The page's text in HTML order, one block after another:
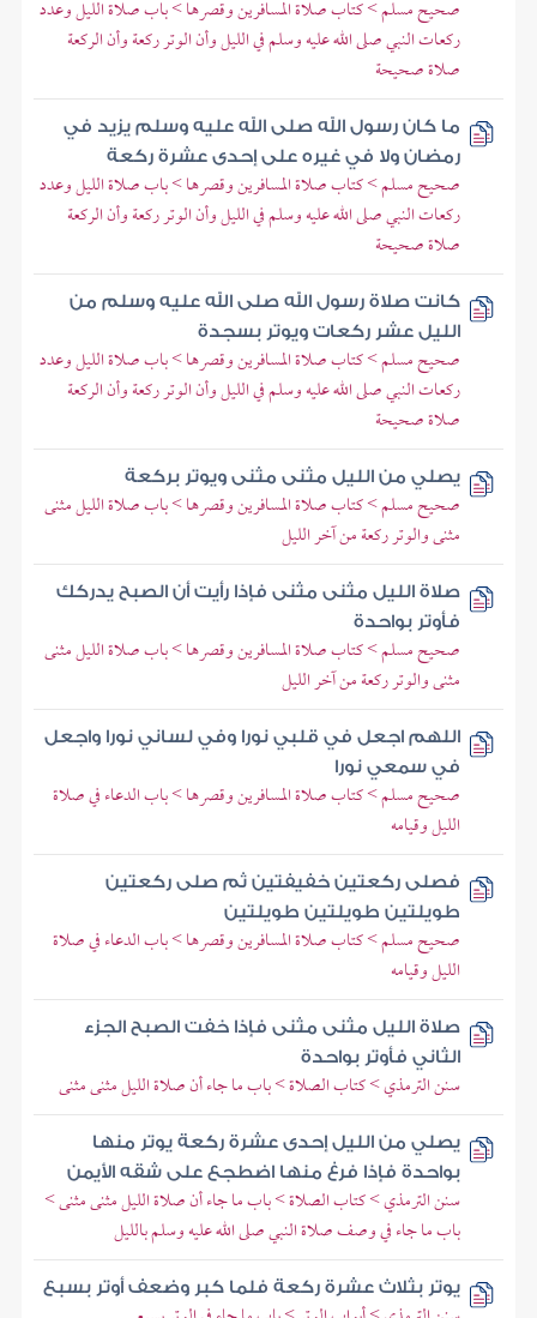
صحيح مسلم > كتاب صلاة المسافرين وقصرها > باب صلاة الليل وعدد
ركعات النبي صلى الله عليه وسلم في الليل وأن الوتر ركعة وأن الركعة
صلاة صحيحة
ما كان رسول الله صلى الله عليه وسلم يزيد في
رمضان ولا في غيره على إحدى عشرة ركعة
صحيح مسلم > كتاب صلاة المسافرين وقصرها > باب صلاة الليل وعدد
ركعات النبي صلى الله عليه وسلم في الليل وأن الوتر ركعة وأن الركعة
صلاة صحيحة
كانت صلاة رسول الله صلى الله عليه وسلم من
الليل عشر ركعات ويوتر بسجدة
صحيح مسلم > كتاب صلاة المسافرين وقصرها > باب صلاة الليل وعدد
ركعات النبي صلى الله عليه وسلم في الليل وأن الوتر ركعة وأن الركعة
صلاة صحيحة
يصلي من الليل مثنى مثنى ويوتر بركعة
صحيح مسلم > كتاب صلاة المسافرين وقصرها > باب صلاة الليل مثنى
مثنى والوتر ركعة من آخر الليل
صلاة الليل مثنى مثنى فإذا رأيت أن الصبح يدركك
فأوتر بواحدة
صحيح مسلم > كتاب صلاة المسافرين وقصرها > باب صلاة الليل مثنى
مثنى والوتر ركعة من آخر الليل
اللهم اجعل في قلبي نورا وفي لساني نورا واجعل
في سمعي نورا
صحيح مسلم > كتاب صلاة المسافرين وقصرها > باب الدعاء في صلاة
الليل وقيامه
فصلى ركعتين خفيفتين ثم صلى ركعتين
طويلتين طويلتين طويلتين
صحيح مسلم > كتاب صلاة المسافرين وقصرها > باب الدعاء في صلاة
الليل وقيامه
صلاة الليل مثنى مثنى فإذا خفت الصبح الجزء
الثاني فأوتر بواحدة
سنن الترمذي > كتاب الصلاة > باب ما جاء أن صلاة الليل مثنى مثنى
يصلي من الليل إحدى عشرة ركعة يوتر منها
بواحدة فإذا فرغ منها اضطجع على شقه الأيمن
سنن الترمذي > كتاب الصلاة > باب ما جاء أن صلاة الليل مثنى مثنى >
باب ما جاء في وصف صلاة النبي صلى الله عليه وسلم بالليل
يوتر بثلاث عشرة ركعة فلما كبر وضعف أوتر بسبع